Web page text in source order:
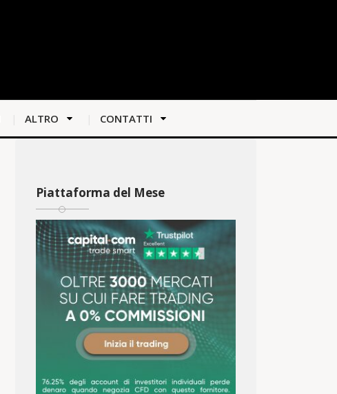
ALTRO CONTATTI
Piattaforma del Mese